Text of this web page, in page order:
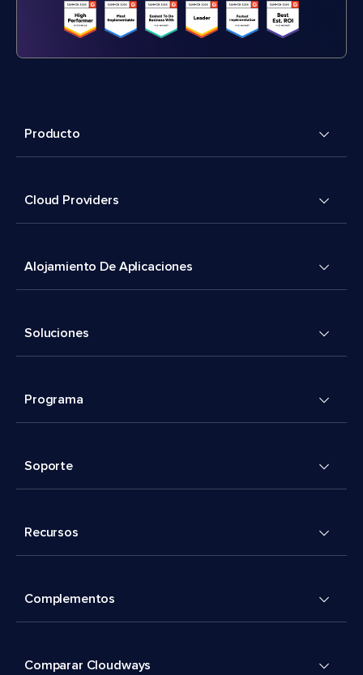
Producto
Cloud Providers
Alojamiento De Aplicaciones
Soluciones
Programa
Soporte
Recursos
Complementos
Comparar Cloudways